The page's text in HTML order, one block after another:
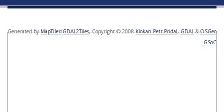
Generated byMapTiler/GDAL2Tiles, Copyright © 2008Klokan Petr Pridal,GDAL&OSGeo
GSoC